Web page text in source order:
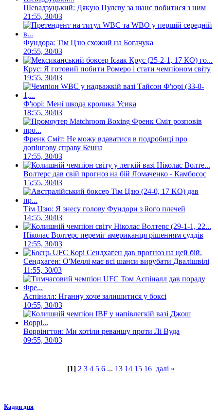
Шевадзуцький: Дякую Пулєву за шанс побитися з ним
21:55, 30/03
Фундора: Тім Цзю схожий на Богачука
20:55, 30/03
Крус: Я готовий побити Ромеро і стати чемпіоном світу
19:55, 30/03
Ф'юрі: Мені шкода кролика Усика
18:55, 30/03
Френк Сміт: Не можу вдаватися в подробиці про
допінгову справу Бенна
17:55, 30/03
Волтерс дав свій прогноз на бій Ломаченко - Камбосос
15:55, 30/03
Тім Цзю: Я знесу голову Фундори з його плечей
14:55, 30/03
Ніколас Волтерс переміг американця рішенням суддів
12:55, 30/03
Сендхаген: О'Меллі має всі шанси вирубати Двалішвілі
11:55, 30/03
Аспіналл: Нганну хоче залишитися у боксі
10:55, 30/03
Воррінгтон: Ми хотіли реваншу проти Лі Вуда
09:55, 30/03
[1] 2 3 4 5 6... 13 14 15 16 далі »
Кадри дня